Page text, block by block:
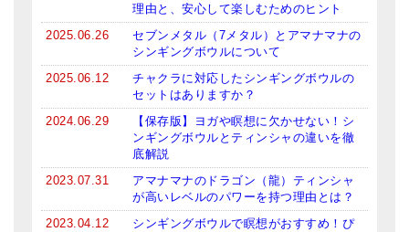
理由と、安心して楽しむためのヒント
2025.06.26
セブンメタル（7メタル）とアマナマナの
シンギングボウルについて
2025.06.12
チャクラに対応したシンギングボウルの
セットはありますか？
2024.06.29
【保存版】ヨガや瞑想に欠かせない！シ
ンギングボウルとティンシャの違いを徹
底解説
2023.07.31
アマナマナのドラゴン（龍）ティンシャ
が高いレベルのパワーを持つ理由とは？
2023.04.12
シンギングボウルで瞑想がおすすめ！ぴ